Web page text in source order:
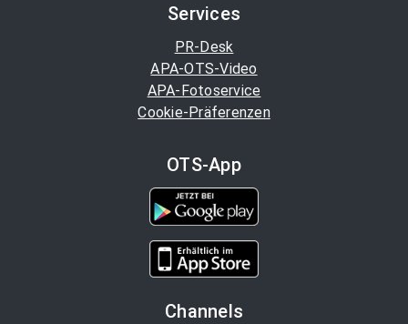
Services
PR-Desk
APA-OTS-Video
APA-Fotoservice
Cookie-Präferenzen
OTS-App
Channels